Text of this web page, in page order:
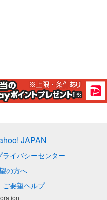
JAPAN
ライバシーセンター
の方へ
ご要望ヘルプ